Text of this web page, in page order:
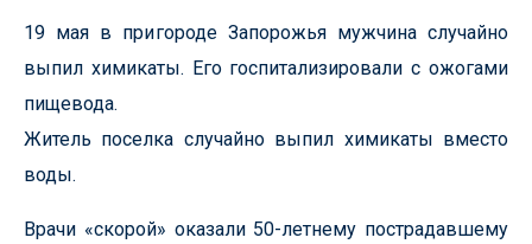
19 мая в пригороде Запорожья мужчина случайно
выпил химикаты. Его госпитализировали с ожогами
пищевода.
Житель поселка случайно выпил химикаты вместо
воды.
Врачи «скорой» оказали 50-летнему пострадавшему